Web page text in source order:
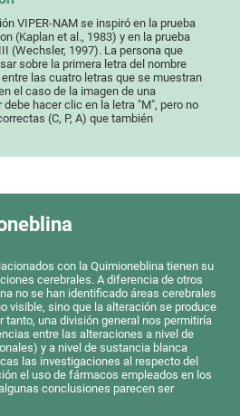
VIPER-NAM se inspiró en la prueba
(Kaplan et al., 1983) y en la prueba
(Wechsler, 1997). La persona que
sobre la primera letra del nombre
las cuatro letras que se muestran
el caso de la imagen de una
debe hacer clic en la letra "M", pero no
(C, P, A) que también
con la Quimioneblina tienen su
cerebrales. A diferencia de otros
no se han identificado áreas cerebrales
visible, sino que la alteración se produce
tanto, una división general nos permitiría
entre las alteraciones a nivel de
y a nivel de sustancia blanca
las investigaciones al respecto del
el uso de fármacos empleados en los
conclusiones parecen ser